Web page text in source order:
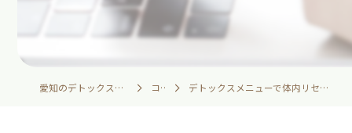
愛知のデトックスなら足湯とイネイトの家 コラム デトックスメニューで体内リセット美肌と腸活を叶える簡単レシピ特集